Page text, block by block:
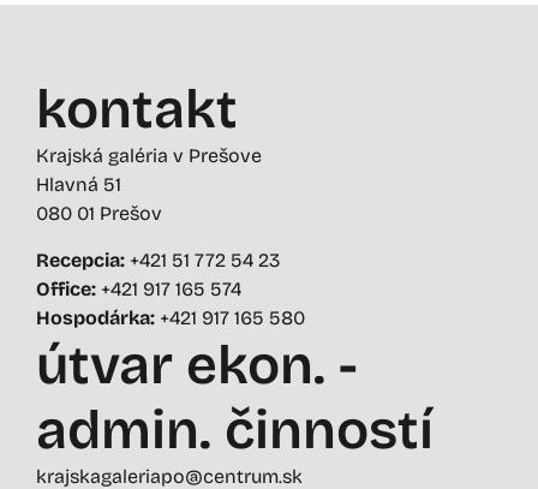
kontakt
Krajská galéria v Prešove
Hlavná 51
080 01 Prešov
Recepcia: +421 51 772 54 23
Office: +421 917 165 574
Hospodárka: +421 917 165 580
útvar ekon. -
admin. činností
krajskagaleriapo@centrum.sk